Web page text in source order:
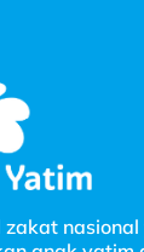
zakat